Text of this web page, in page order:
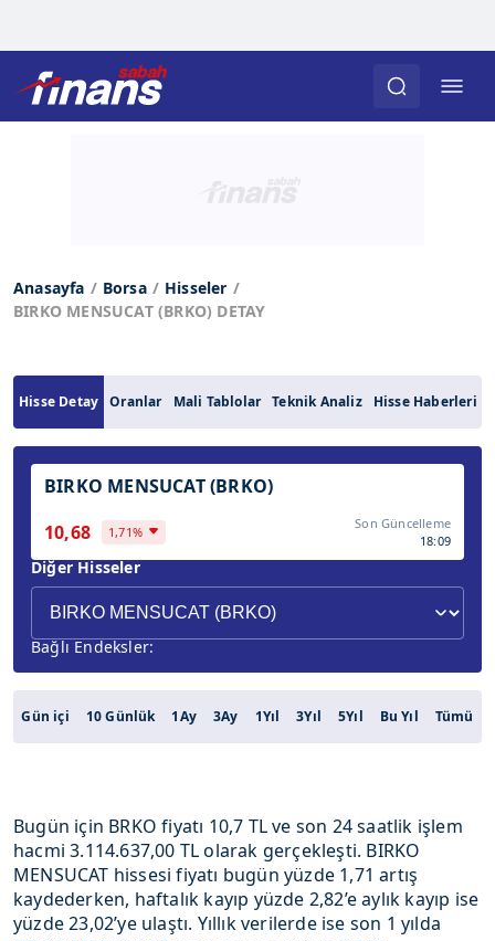
Anasayfa Borsa
Hisseler
BIRKO MENSUCAT (BRKO) DETAY
Hisse Detay Oranlar Mali Tablolar Teknik Analiz Hisse Haberleri
BIRKO MENSUCAT (BRKO)
10,68
1,71%
Son Güncelleme
18:09
Diğer Hisseler
Bağlı Endeksler:
Gün içi 10 Günlük 1Ay 3Ay 1Yıl 3Yıl 5Yıl Bu Yıl Tümü
Bugün için BRKO fiyatı 10,7 TL ve son 24 saatlik işlem
hacmi 3.114.637,00 TL olarak gerçekleşti. BIRKO
MENSUCAT hissesi fiyatı bugün yüzde 1,71 artış
kaydederken, haftalık kayıp yüzde 2,82’e aylık kayıp ise
yüzde 23,02’ye ulaştı. Yıllık verilerde ise son 1 yılda